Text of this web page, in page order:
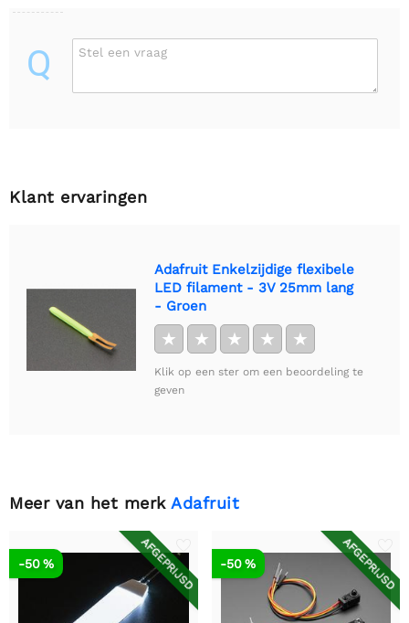
Q Stel een vraag
Klant ervaringen
Adafruit Enkelzijdige flexibele
LED filament - 3V 25mm lang
- Groen
★ ★ ★ ★ ★
Klik op een ster om een beoordeling te
geven
Meer van het merk Adafruit
AFGEPRIJSD
-50 % AFGEPRIJSD
-50 %